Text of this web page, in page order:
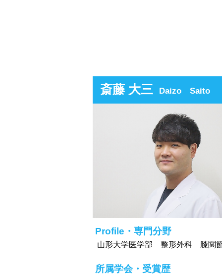
斎藤 大三 Daizo Saito
Profile・専門分野
山形大学医学部 整形外科 膝関
所属学会・受賞歴